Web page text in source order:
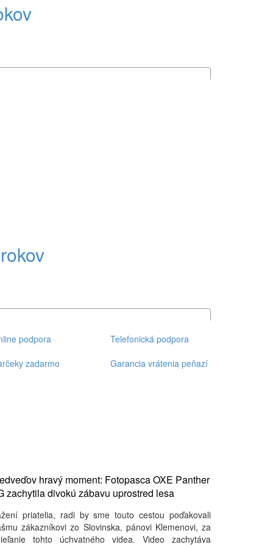
podpora
Telefonická podpora
zadarmo
Garancia vrátenia peňazí
hravý moment: Fotopasca OXE Panther
zachytila ​​divokú zábavu uprostred lesa
priatelia, radi by sme touto cestou poďakovali
zákazníkovi zo Slovinska, pánovi Klemenovi, za
tohto úchvatného videa. Video zachytáva